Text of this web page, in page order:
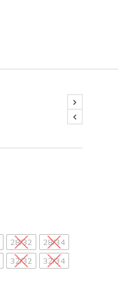
28/32
28/34
32/32 32/34